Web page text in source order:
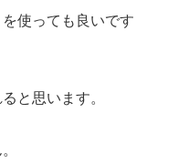
使っても良いです
と思います。